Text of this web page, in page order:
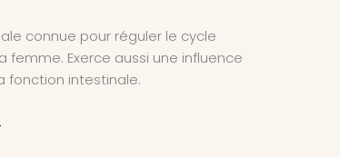
connue pour réguler le cycle
femme. Exerce aussi une influence
fonction intestinale.